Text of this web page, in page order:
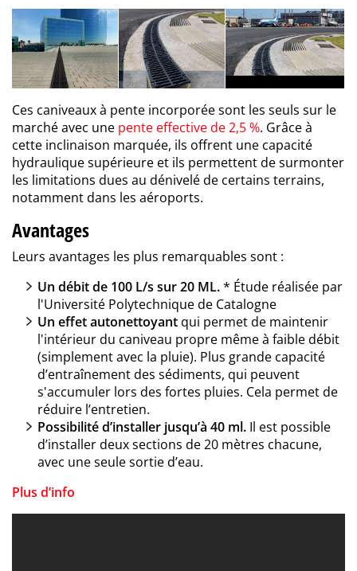
Ces caniveaux à pente incorporée sont les seuls sur le
marché avec une pente effective de 2,5 %. Grâce à
cette inclinaison marquée, ils offrent une capacité
hydraulique supérieure et ils permettent de surmonter
les limitations dues au dénivelé de certains terrains,
notamment dans les aéroports.
Avantages
Leurs avantages les plus remarquables sont :
Un débit de 100 L/s sur 20 ML.* Étude réalisée par
l'Université Polytechnique de Catalogne
Un effet autonettoyant qui permet de maintenir
l'intérieur du caniveau propre même à faible débit
(simplement avec la pluie). Plus grande capacité
d’entraînement des sédiments, qui peuvent
s'accumuler lors des fortes pluies. Cela permet de
réduire l’entretien.
Possibilité d’installer jusqu’à 40 ml. Il est possible
d’installer deux sections de 20 mètres chacune,
avec une seule sortie d’eau.
Plus d’info